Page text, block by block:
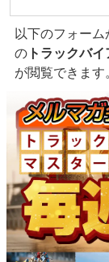
以下のフォー
の トラックバ
が閲覧できます